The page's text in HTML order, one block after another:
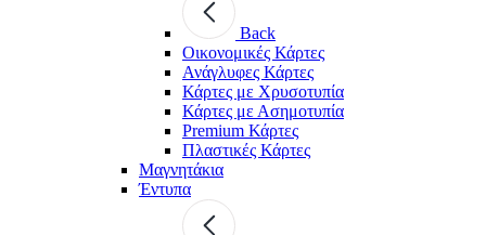
Back
Οικονομικές Κάρτες
Ανάγλυφες Κάρτες
Κάρτες με Χρυσοτυπία
Κάρτες με Ασημοτυπία
Premium Κάρτες
Πλαστικές Κάρτες
Μαγνητάκια
Έντυπα